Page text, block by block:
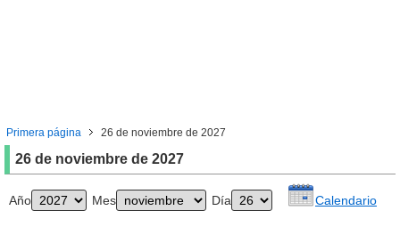
Primera página 26 de noviembre de 2027
26 de noviembre de 2027
Año Mes Día Calendario